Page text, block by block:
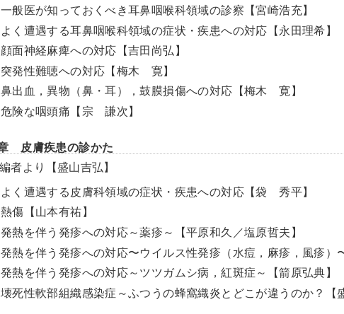
般医が知っておくべき耳鼻咽喉科領域の診察【宮崎浩充】
く遭遇する耳鼻咽喉科領域の症状・疾患への対応【永田理希】
面神経麻痺への対応【吉田尚弘】
発性難聴への対応【梅木 寛】
出血，異物（鼻・耳），鼓膜損傷への対応【梅木 寛】
険な咽頭痛【宗 謙次】
皮膚疾患の診かた
者より【盛山吉弘】
く遭遇する皮膚科領域の症状・疾患への対応【袋 秀平】
傷【山本有祐】
熱を伴う発疹への対応～薬疹～【平原和久／塩原哲夫】
熱を伴う発疹への対応〜ウイルス性発疹（水痘，麻疹，風疹）
熱を伴う発疹への対応～ツツガムシ病，紅斑症～【箭原弘典】
死性軟部組織感染症～ふつうの蜂窩織炎とどこが違うのか？【